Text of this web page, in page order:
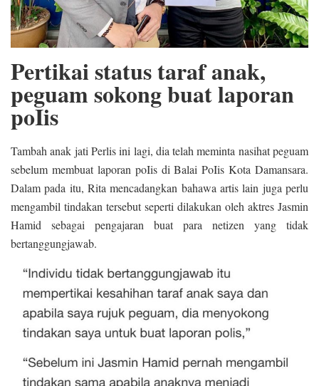
Pertikai status taraf anak,
peguam sokong buat laporan
poIis
Tambah anak jati Perlis ini lagi, dia telah meminta nasihat peguam
sebelum membuat laporan poIis di Balai PoIis Kota Damansara.
Dalam pada itu, Rita mencadangkan bahawa artis lain juga perlu
mengambil tindakan tersebut seperti dilakukan oleh aktres Jasmin
Hamid sebagai pengajaran buat para netizen yang tidak
bertanggungjawab.